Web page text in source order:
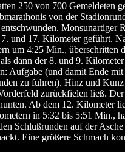
250 von 700 Gemeldeten
von der
Monsunartiger
und 17. Kilometer geführt.
um 4:25 Min., überschritten
dann der 8. und 9.
Aufgabe (und damit Ende
zu führen). Hinz und
zurückfielen ließ.
Ab dem 12. Kilometer
in 5:32 bis 5:51 Min.,
Schlußrunden auf der
Eine größere Schmach